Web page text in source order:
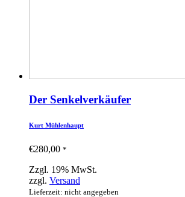
Der Senkelverkäufer
Kurt Mühlenhaupt
€280,00 *
Zzgl. 19% MwSt.
zzgl. Versand
Lieferzeit: nicht angegeben